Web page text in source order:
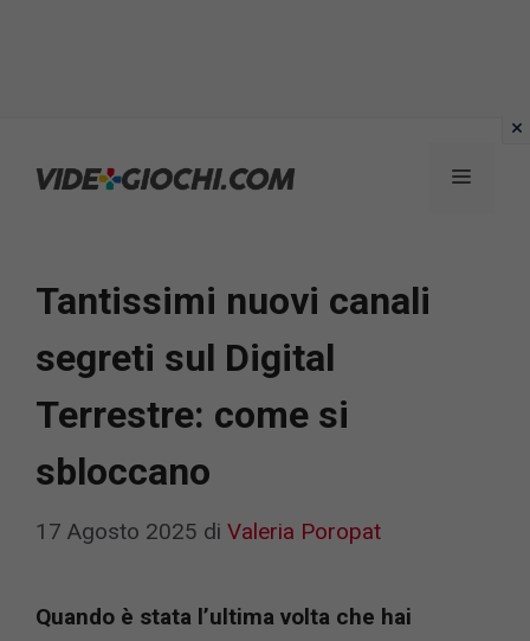
Menu
Tantissimi nuovi canali
segreti sul Digital
Terrestre: come si
sbloccano
17 Agosto 2025 di Valeria Poropat
Quando è stata l’ultima volta che hai